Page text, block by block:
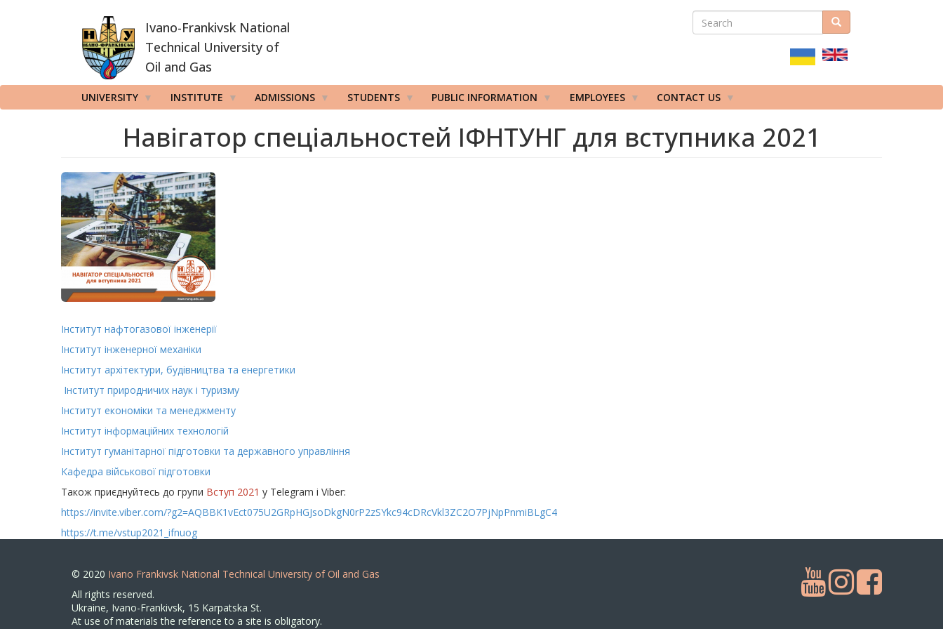
Ivano-Frankivsk National
Technical University of
Oil and Gas
ПОШУКОВА
SEARCH Search
UNIVERSITY INSTITUTE ADMISSIONS STUDENTS PUBLIC INFORMATION EMPLOYEES CONTACT US
Навігатор спеціальностей ІФНТУНГ для вступника 2021
Інститут нафтогазової інженерії
Інститут інженерної механіки
Інститут архітектури, будівництва та енергетики
​Інститут природничих наук і туризму
Інститут економіки та менеджменту
Інститут інформаційних технологій
Інститут гуманітарної підготовки та державного управління
Кафедра військової підготовки
Також приєднуйтесь до групи Вступ 2021 у Telegram і Viber:
https://invite.viber.com/?g2=AQBBK1vEct075U2GRpHGJsoDkgN0rP2zSYkc94cDRcVkl3ZC2O7PjNpPnmiBLgC4
https://t.me/vstup2021_ifnuog
© 2020 Ivano Frankivsk National Technical University of Oil and Gas
All rights reserved.
Ukraine, Ivano-Frankivsk, 15 Karpatska St.
At use of materials the reference to a site is obligatory.